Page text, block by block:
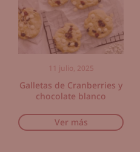
11 julio, 2025
Galletas de Cranberries y
chocolate blanco
Ver más